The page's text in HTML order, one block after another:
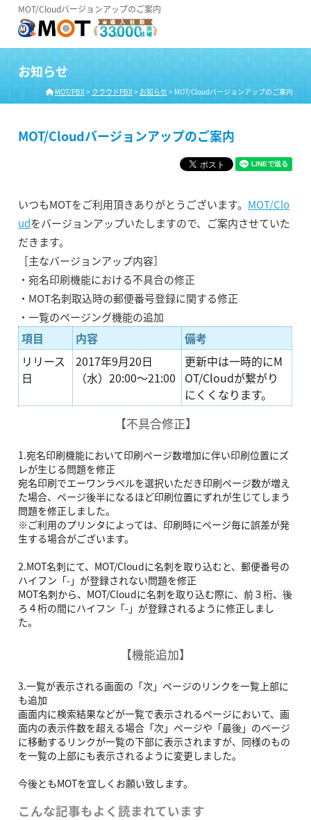
MOT/Cloudバージョンアップのご案内
お知らせ
MOT/PBX> クラウドPBX> お知らせ> MOT/Cloudバージョンアップのご案内
MOT/Cloudバージョンアップのご案内
いつもMOTをご利用頂きありがとうございます。 MOT/Clo
udをバージョンアップいたしますので、ご案内させていた
だきます。
［主なバージョンアップ内容］
・宛名印刷機能における不具合の修正
・MOT名刺取込時の郵便番号登録に関する修正
・一覧のページング機能の追加
項目 内容
備考
リリース
日
2017年9月20日
（水）20:00～21:00
更新中は一時的にM
OT/Cloudが繋がり
にくくなります。
【不具合修正】
1.宛名印刷機能において印刷ページ数増加に伴い印刷位置にズ
レが生じる問題を修正
宛名印刷でエーワンラベルを選択いただき印刷ページ数が増え
た場合、ページ後半になるほど印刷位置にずれが生じてしまう
問題を修正しました。
※ご利用のプリンタによっては、印刷時にページ毎に誤差が発
生する場合がございます。
2.MOT名刺にて、MOT/Cloudに名刺を取り込むと、郵便番号の
ハイフン「-」が登録されない問題を修正
MOT名刺から、MOT/Cloudに名刺を取り込む際に、前３桁、後
ろ４桁の間にハイフン「-」が登録されるように修正しまし
た。
【機能追加】
3.一覧が表示される画面の「次」ページのリンクを一覧上部に
も追加
画面内に検索結果などが一覧で表示されるページにおいて、画
面内の表示件数を超える場合「次」ページや「最後」のページ
に移動するリンクが一覧の下部に表示されますが、同様のもの
を一覧の上部にも表示されるように変更しました。
今後ともMOTを宜しくお願い致します。
こんな記事もよく読まれています